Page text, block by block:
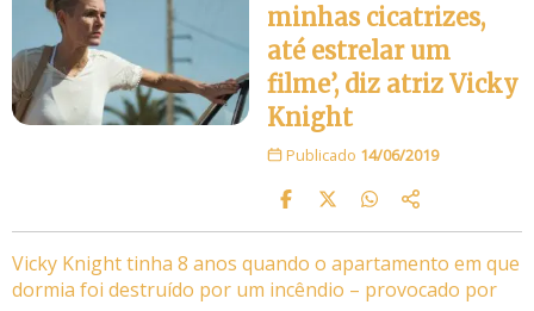
minhas cicatrizes,
até estrelar um
filme’, diz atriz Vicky
Knight
Publicado 14/06/2019
Vicky Knight tinha 8 anos quando o apartamento em que
dormia foi destruído por um incêndio – provocado por